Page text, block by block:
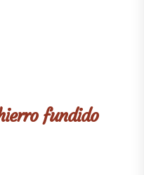
fundido